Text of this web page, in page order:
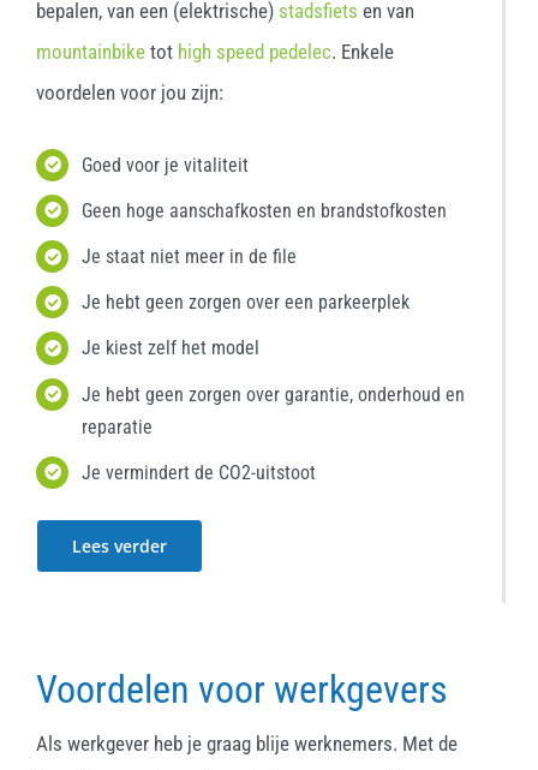
bepalen, van een (elektrische) stadsfiets en van
mountainbiketot high speed pedelec. Enkele
voordelen voor jou zijn:
Goed voor je vitaliteit
Geen hoge aanschafkosten en brandstofkosten
Je staat niet meer in de file
Je hebt geen zorgen over een parkeerplek
Je kiest zelf het model
Je hebt geen zorgen over garantie, onderhoud en
reparatie
Je vermindert de CO2-uitstoot
Lees verder
Voordelen voor werkgevers
Als werkgever heb je graag blije werknemers. Met de